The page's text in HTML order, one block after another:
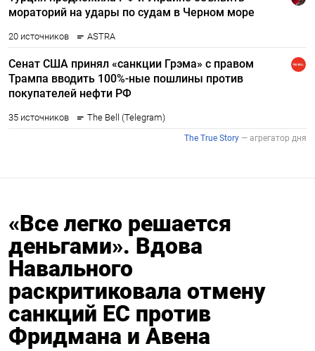
«Все легко решается
деньгами». Вдова
Навального
раскритиковала отмену
санкций ЕС против
Фридмана и Авена